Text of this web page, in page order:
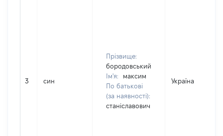
3 син
Прізвище:
бородовський
Ім'я:
максим
По батькові
(за наявності):
станіславович
Україна